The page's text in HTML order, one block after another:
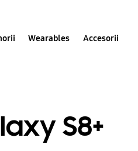
Wearables Accesorii
S8+